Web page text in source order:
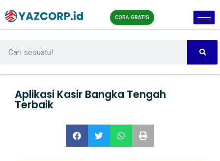
COBA GRATIS
Aplikasi Kasir Bangka Tengah
Terbaik